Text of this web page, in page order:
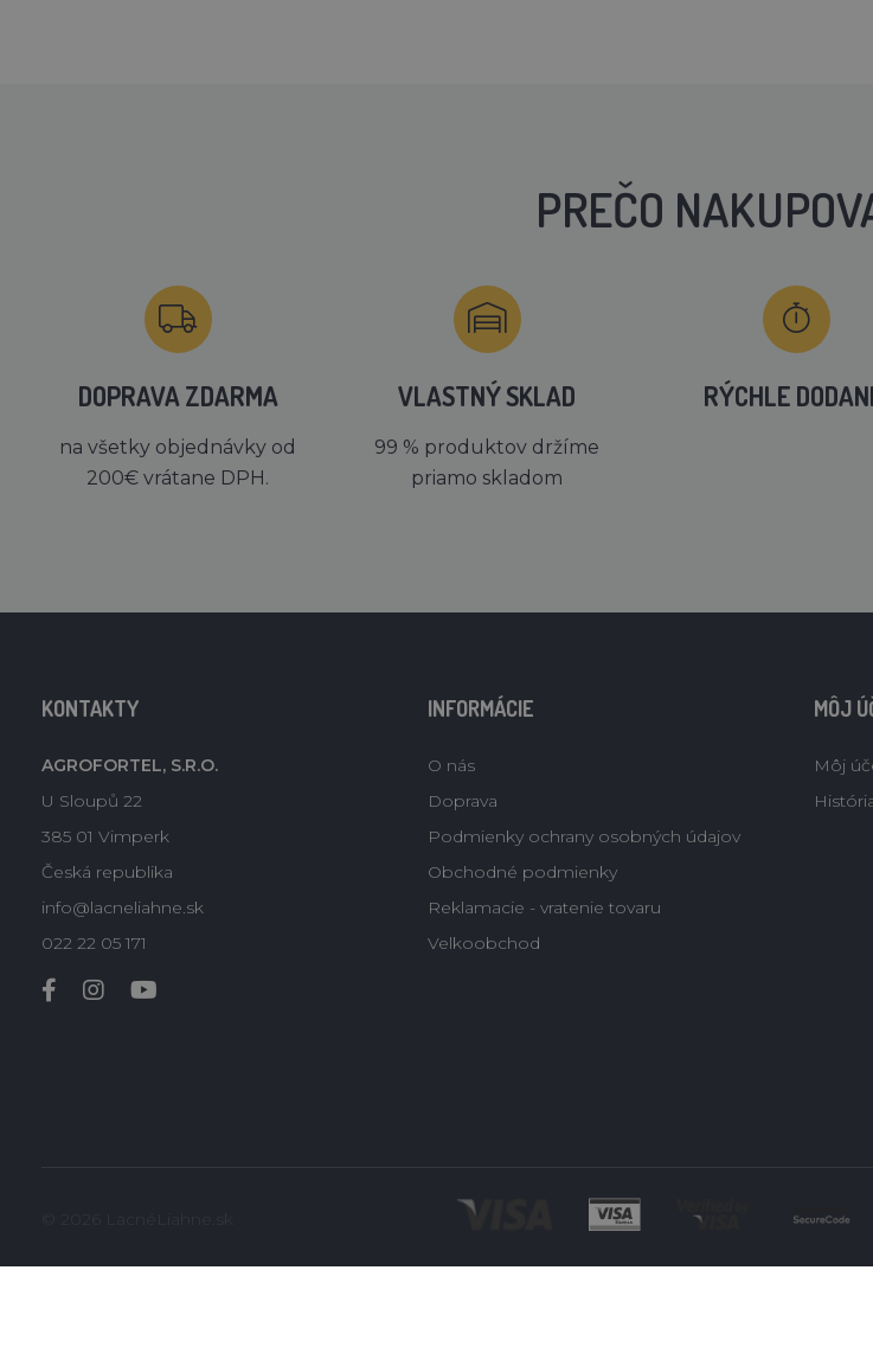
PREČO
DOPRAVA ZDARMA
na všetky objednávky od
200€ vrátane DPH.
VLASTNÝ SKLAD
99 % produktov držíme
priamo skladom
RÝCHLE
KONTAKTY
AGROFORTEL, S.R.O.
U Sloupů 22
385 01 Vimperk
Česká republika
info@lacneliahne.sk
022 22 05 171
INFORMÁCIE
O nás
Doprava
Podmienky ochrany osobných údajov
Obchodné podmienky
Reklamacie - vratenie tovaru
Velkoobchod
MÔJ
Môj